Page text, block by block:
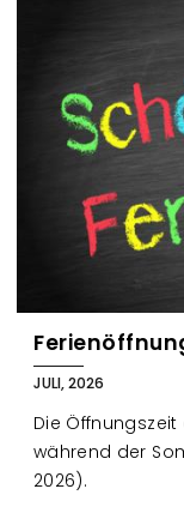
JULI, 2026
Die
während der
2026).